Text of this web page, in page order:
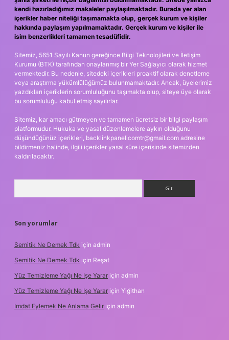
kendi hazırladığımız makaleler paylaşılmaktadır. Burada yer alan
içerikler haber niteliği taşımamakta olup, gerçek kurum ve kişiler
hakkında paylaşım yapılmamaktadır. Gerçek kurum ve kişiler ile
isim benzerlikleri tamamen tesadüfidir.
Sitemiz, 5651 Sayılı Kanun gereğince Bilgi Teknolojileri ve İletişim
Kurumu (BTK) tarafından onaylanmış bir Yer Sağlayıcı olarak hizmet
vermektedir. Bu nedenle, sitedeki içerikleri proaktif olarak denetleme
veya araştırma yükümlülüğümüz bulunmamaktadır. Ancak, üyelerimiz
yazdıkları içeriklerin sorumluluğunu taşımakta olup, siteye üye olarak
bu sorumluluğu kabul etmiş sayılırlar.
Sitemiz, kar amacı gütmeyen ve tamamen ücretsiz bir bilgi paylaşım
platformudur. Hukuka ve yasal düzenlemelere aykırı olduğunu
düşündüğünüz içerikleri, backlinkpanelicomtr@gmail.com adresine
bildirmeniz halinde, ilgili içerikler yasal süre içerisinde sitemizden
kaldırılacaktır.
Son yorumlar
Semitik Ne Demek Tdk için admin
Semitik Ne Demek Tdk için Reşat
Yüz Temizleme Yağı Ne Işe Yarar için admin
Yüz Temizleme Yağı Ne Işe Yarar için Yiğithan
Imdat Eylemek Ne Anlama Gelir için admin